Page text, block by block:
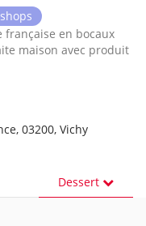
en bocaux
maison avec produit
03200, Vichy
Dessert